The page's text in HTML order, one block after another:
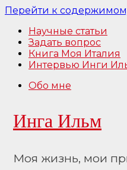
Перейти к
Научные статьи
Задать вопрос
Книга Моя Италия
Интервью Инги
Обо мне
Инга Ильм
Моя жизнь, мои